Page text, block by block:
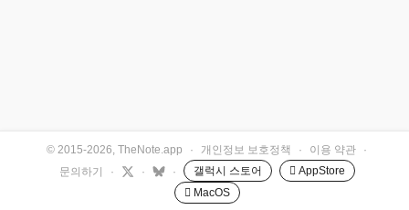
© 2015-2026, TheNote.app · 개인정보 보호정책 · 이용 약관
·
문의하기
· · · 갤럭시 스토어
 AppStore
 MacOS